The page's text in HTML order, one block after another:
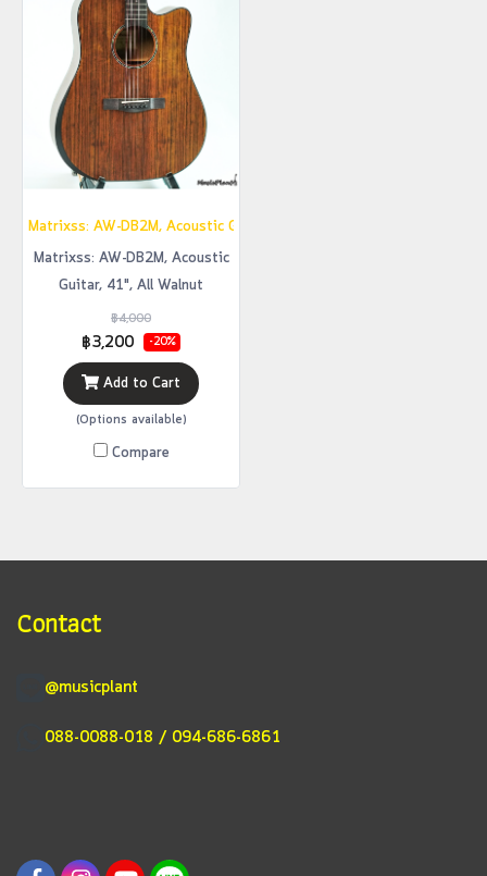
Matrixss: AW-DB2M, Acoustic Guitar, 41", All Walnut
Matrixss: AW-DB2M, Acoustic
Guitar, 41", All Walnut
฿4,000
฿3,200 -20%
Add to Cart
(Options available)
Compare
Contact
@musicplant
088-0088-018 / 094-686-6861